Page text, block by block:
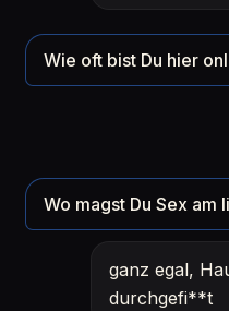
Wie oft bist Du hier
Wo magst Du Sex am
ganz egal,
durchgefi**t